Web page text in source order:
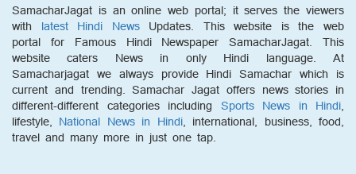
SamacharJagat is an online web portal; it serves the viewers
with latest Hindi NewsUpdates. This website is the web
portal for Famous Hindi Newspaper SamacharJagat. This
website caters News in only Hindi language. At
Samacharjagat we always provide Hindi Samachar which is
current and trending. Samachar Jagat offers news stories in
different-different categories including Sports News in Hindi,
lifestyle, National News in Hindi, international, business, food,
travel and many more in just one tap.